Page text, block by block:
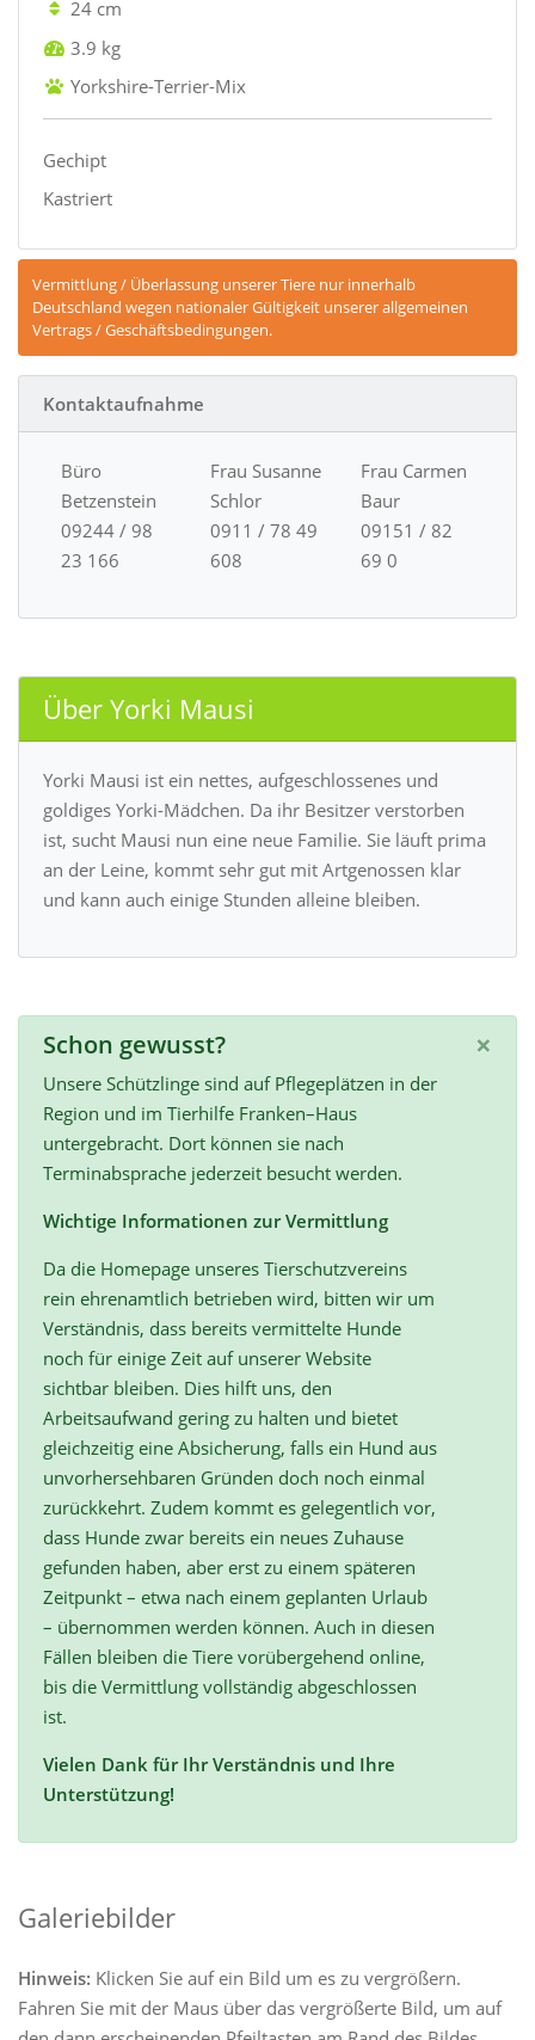
24 cm
3.9 kg
Yorkshire-Terrier-Mix
Gechipt
Kastriert
Vermittlung / Überlassung unserer Tiere nur innerhalb
Deutschland wegen nationaler Gültigkeit unserer allgemeinen
Vertrags / Geschäftsbedingungen.
Kontaktaufnahme
Büro
Betzenstein
09244 / 98
23 166
Frau Susanne
Schlor
0911 / 78 49
608
Frau Carmen
Baur
09151 / 82
69 0
Über Yorki Mausi
Yorki Mausi ist ein nettes, aufgeschlossenes und
goldiges Yorki-Mädchen. Da ihr Besitzer verstorben
ist, sucht Mausi nun eine neue Familie. Sie läuft prima
an der Leine, kommt sehr gut mit Artgenossen klar
und kann auch einige Stunden alleine bleiben.
×
Schon gewusst?
Unsere Schützlinge sind auf Pflegeplätzen in der
Region und im Tierhilfe Franken–Haus
untergebracht. Dort können sie nach
Terminabsprache jederzeit besucht werden.
Wichtige Informationen zur Vermittlung
Da die Homepage unseres Tierschutzvereins
rein ehrenamtlich betrieben wird, bitten wir um
Verständnis, dass bereits vermittelte Hunde
noch für einige Zeit auf unserer Website
sichtbar bleiben. Dies hilft uns, den
Arbeitsaufwand gering zu halten und bietet
gleichzeitig eine Absicherung, falls ein Hund aus
unvorhersehbaren Gründen doch noch einmal
zurückkehrt. Zudem kommt es gelegentlich vor,
dass Hunde zwar bereits ein neues Zuhause
gefunden haben, aber erst zu einem späteren
Zeitpunkt – etwa nach einem geplanten Urlaub
– übernommen werden können. Auch in diesen
Fällen bleiben die Tiere vorübergehend online,
bis die Vermittlung vollständig abgeschlossen
ist.
Vielen Dank für Ihr Verständnis und Ihre
Unterstützung!
Galeriebilder
Hinweis: Klicken Sie auf ein Bild um es zu vergrößern.
Fahren Sie mit der Maus über das vergrößerte Bild, um auf